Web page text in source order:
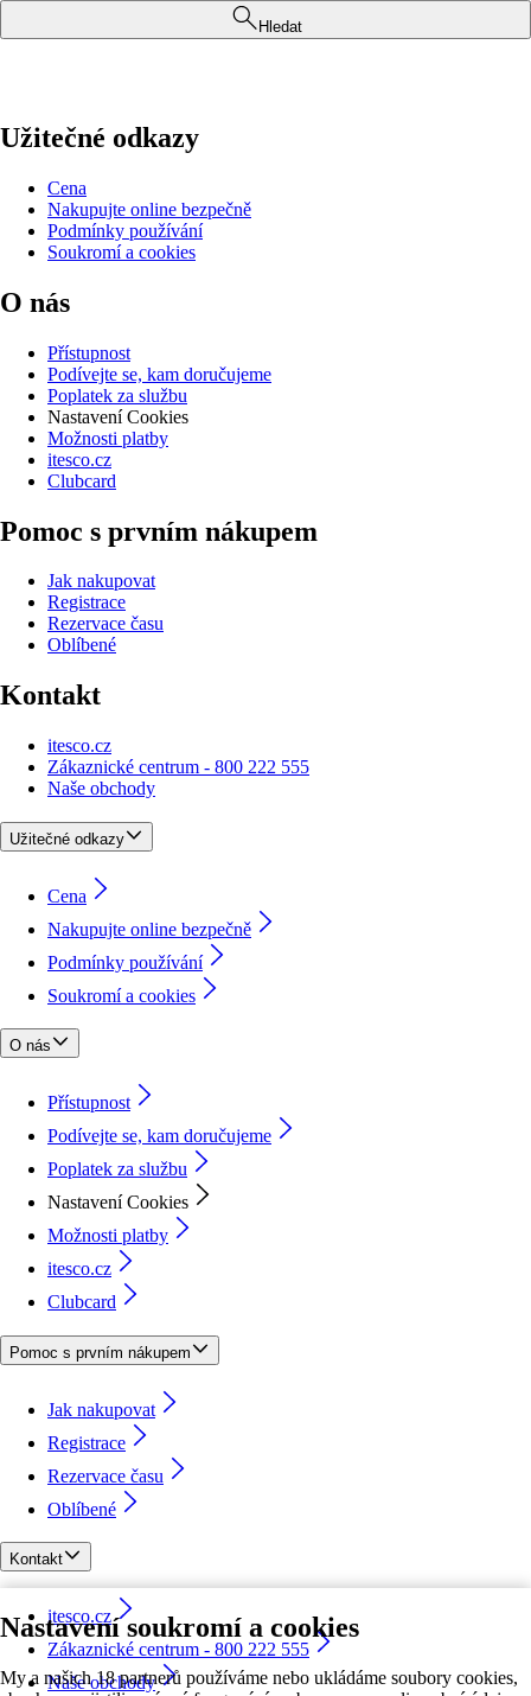
Nastavení soukromí a cookies
My a našich 18 partnerů používáme nebo ukládáme soubory cookies,
Hledat
Užitečné odkazy
Cena
Nakupujte online bezpečně
Podmínky používání
Soukromí a cookies
O nás
Přístupnost
Podívejte se, kam doručujeme
Poplatek za službu
Nastavení Cookies
Možnosti platby
itesco.cz
Clubcard
Pomoc s prvním nákupem
Jak nakupovat
Registrace
Rezervace času
Oblíbené
Kontakt
itesco.cz
Zákaznické centrum - 800 222 555
Naše obchody
Užitečné odkazy
Cena
Nakupujte online bezpečně
Podmínky používání
Soukromí a cookies
O nás
Přístupnost
Podívejte se, kam doručujeme
Poplatek za službu
Nastavení Cookies
Možnosti platby
itesco.cz
Clubcard
Pomoc s prvním nákupem
Jak nakupovat
Registrace
Rezervace času
Oblíbené
Kontakt
itesco.cz
Zákaznické centrum - 800 222 555
Naše obchody